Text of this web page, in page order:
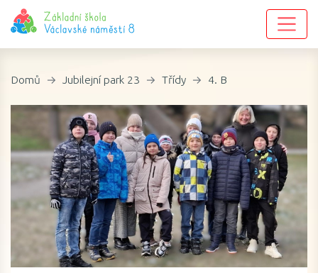
Domů Jubilejní park 23 Třídy 4. B